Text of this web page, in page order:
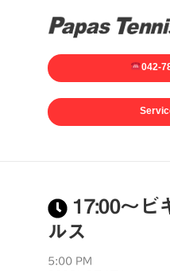
042-
17:00～ビ
ルス
5:00 PM